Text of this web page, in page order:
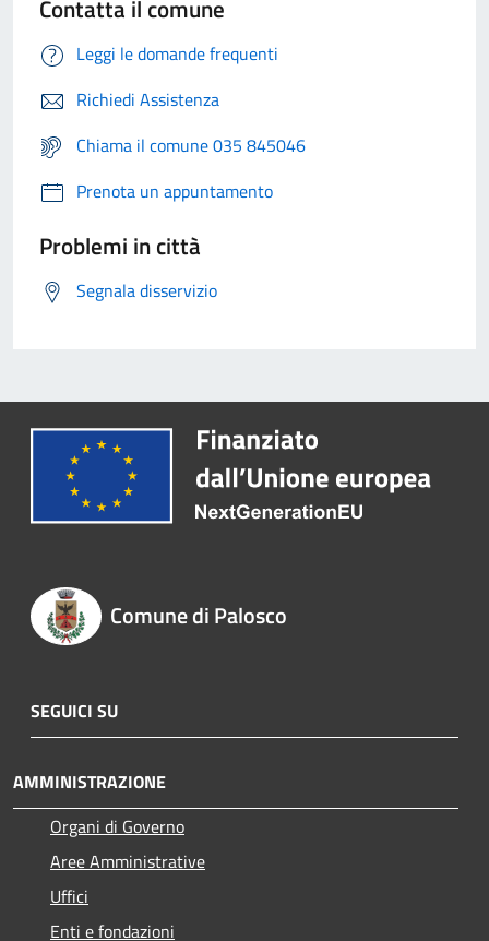
Contatta il comune
Leggi le domande frequenti
Richiedi Assistenza
Chiama il comune 035 845046
Prenota un appuntamento
Problemi in città
Segnala disservizio
Comune di Palosco
SEGUICI SU
AMMINISTRAZIONE
Organi di Governo
Aree Amministrative
Uffici
Enti e fondazioni